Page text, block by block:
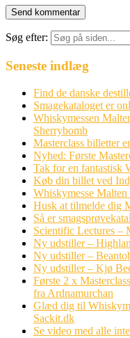
Søg efter:
Seneste indlæg
Find de danske
Smagekataloget er
Whiskymessen
Sherrybomb
Masterclass billetter
Nyhed: Første
Tak for en fantastisk
Køb din billet ved
Whiskymesse
Husk at tilmelde dig
Så er
Scientific Lectures –
Ny udstiller –
Ny udstiller –
Ny udstiller – Kjø
Første 2 x
fra Ardnamurchan
Glæd dig til
Sackit.dk
Se video med alle